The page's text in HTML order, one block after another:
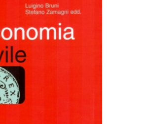
AGGIUNGI AL CARRELLO